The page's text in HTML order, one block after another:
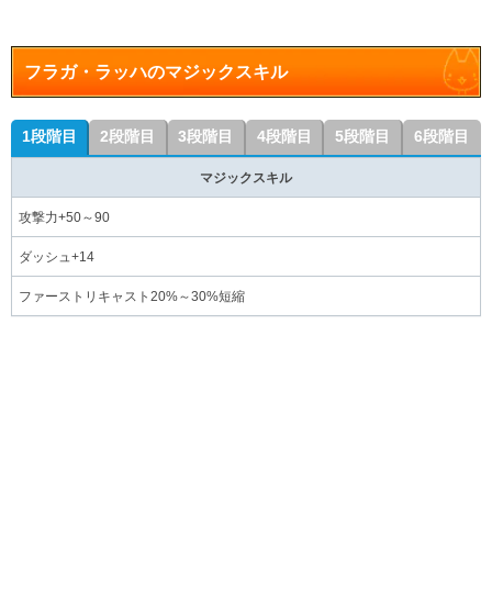
フラガ・ラッハのマジックスキル
1段階目 2段階目 3段階目 4段階目 5段階目 6段階目
マジックスキル
攻撃力+50～90
ダッシュ+14
ファーストリキャスト20%～30%短縮